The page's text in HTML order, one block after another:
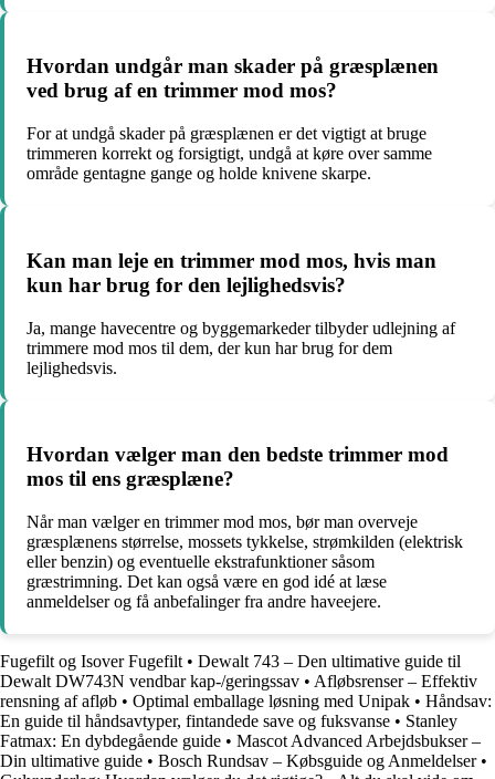
Hvordan undgår man skader på græsplænen
ved brug af en trimmer mod mos?
For at undgå skader på græsplænen er det vigtigt at bruge
trimmeren korrekt og forsigtigt, undgå at køre over samme
område gentagne gange og holde knivene skarpe.
Kan man leje en trimmer mod mos, hvis man
kun har brug for den lejlighedsvis?
Ja, mange havecentre og byggemarkeder tilbyder udlejning af
trimmere mod mos til dem, der kun har brug for dem
lejlighedsvis.
Hvordan vælger man den bedste trimmer mod
mos til ens græsplæne?
Når man vælger en trimmer mod mos, bør man overveje
græsplænens størrelse, mossets tykkelse, strømkilden (elektrisk
eller benzin) og eventuelle ekstrafunktioner såsom
græstrimning. Det kan også være en god idé at læse
anmeldelser og få anbefalinger fra andre haveejere.
Fugefilt og Isover Fugefilt • Dewalt 743 – Den ultimative guide til
Dewalt DW743N vendbar kap-/geringssav • Afløbsrenser – Effektiv
rensning af afløb • Optimal emballage løsning med Unipak • Håndsav:
En guide til håndsavtyper, fintandede save og fuksvanse • Stanley
Fatmax: En dybdegående guide • Mascot Advanced Arbejdsbukser –
Din ultimative guide • Bosch Rundsav – Købsguide og Anmeldelser•